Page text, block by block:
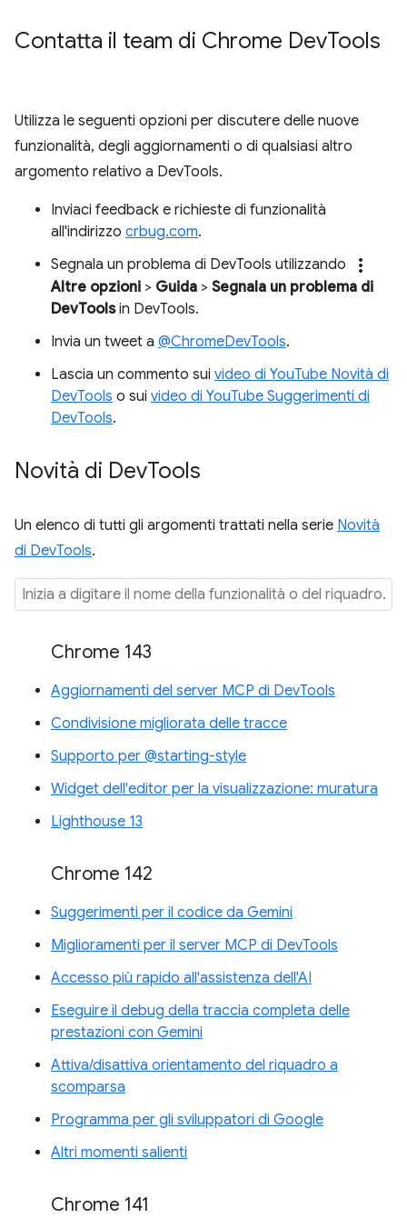
Contatta il team di Chrome DevTools
Utilizza le seguenti opzioni per discutere delle nuove
funzionalità, degli aggiornamenti o di qualsiasi altro
argomento relativo a DevTools.
Inviaci feedback e richieste di funzionalità
all'indirizzo crbug.com.
Segnala un problema di DevTools utilizzando
more_vert
Altre opzioni > Guida > Segnala un problema di
DevToolsin DevTools.
Invia un tweet a @ChromeDevTools.
Lascia un commento sui video di YouTube Novità di
DevTools o sui video di YouTube Suggerimenti di
DevTools.
Novità di DevTools
Un elenco di tutti gli argomenti trattati nella serie Novità
di DevTools.
Chrome 143
Aggiornamenti del server MCP di DevTools
Condivisione migliorata delle tracce
Supporto per @starting-style
Widget dell'editor per la visualizzazione: muratura
Lighthouse 13
Chrome 142
Suggerimenti per il codice da Gemini
Miglioramenti per il server MCP di DevTools
Accesso più rapido all'assistenza dell'AI
Eseguire il debug della traccia completa delle
prestazioni con Gemini
Attiva/disattiva orientamento del riquadro a
scomparsa
Programma per gli sviluppatori di Google
Altri momenti salienti
Chrome 141